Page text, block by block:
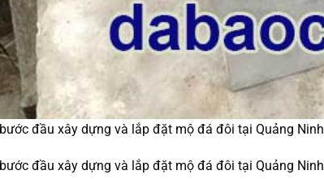
đầu xây dựng và lắp đặt mộ đá đôi tại Quảng Ninh
đầu xây dựng và lắp đặt mộ đá đôi tại Quảng Ninh